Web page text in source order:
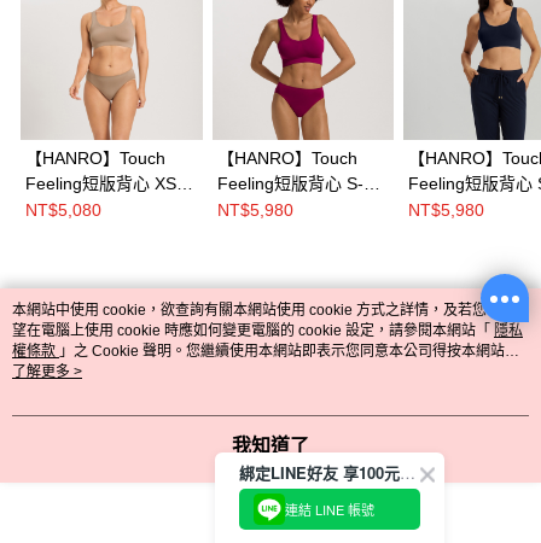
【HANRO】Touch
Feeling短版背心 XS-L
(深灰褐)
NT$5,080
【HANRO】Touch
Feeling短版背心 S-
XL(嫣紫粉)
NT$5,980
【HANRO】
Feeling短版背心
(海軍藍)
NT$5,980
熱門標籤
本網站中使用 cookie，欲查詢有關本網站使用 cookie 方式之詳情，及若您不希
望在電腦上使用 cookie 時應如何變更電腦的 cookie 設定，請參閱本網站「 隱私
權條款 」之 Cookie 聲明。您繼續使用本網站即表示您同意本公司得按本網站使
用條款之 Cookie 聲明使用 cookie。
了解更多 >
我知道了
綁定LINE好友 享100元折價券
連結 LINE 帳號